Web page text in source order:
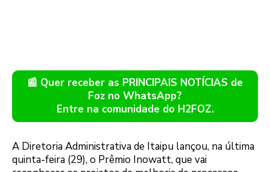
📰 Quer receber as PRINCIPAIS NOTÍCIAS de
Foz no WhatsApp?
Entre na comunidade do H2FOZ.
A Diretoria Administrativa de Itaipu lançou, na última
quinta-feira (29), o Prêmio Inowatt, que vai